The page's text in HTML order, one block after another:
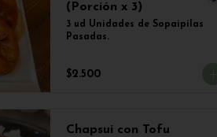
(Porción x 3)
3 ud Unidades de Sopaipilas
Pasadas.
$2.500
Chapsui con Tofu